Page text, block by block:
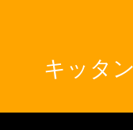
キッタ